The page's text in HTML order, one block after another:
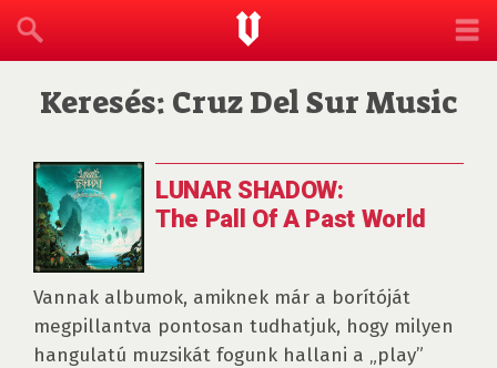
Keresés: Cruz Del Sur Music
LUNAR SHADOW:
The Pall Of A Past World
Vannak albumok, amiknek már a borítóját
megpillantva pontosan tudhatjuk, hogy milyen
hangulatú muzsikát fogunk hallani a „play”